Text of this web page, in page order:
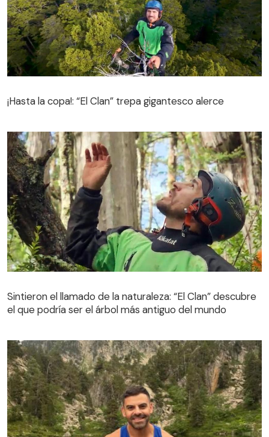
¡Hasta la copa!: “El Clan” trepa gigantesco alerce
el que podría ser el árbol más antiguo del mundo
Sintieron el llamado de la naturaleza: “El Clan” descubre
el que podría ser el árbol más antiguo del mundo